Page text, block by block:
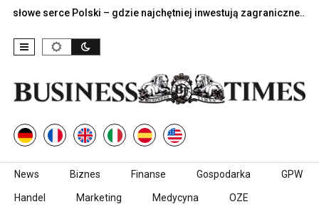
serce Polski – gdzie najchętniej inwestują zagraniczne…
Skip to content
News Biznes Finanse Gospodarka GPW
Handel Marketing Medycyna OZE